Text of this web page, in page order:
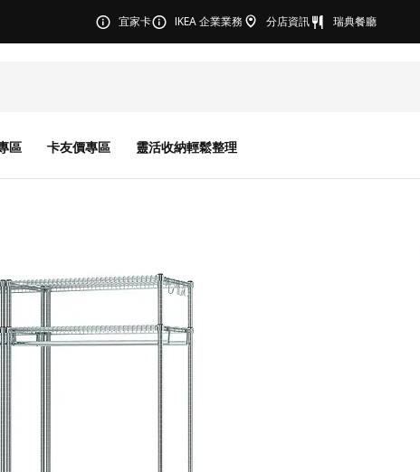
宜家卡 IKEA 企業業務 分店資訊 瑞典餐廳
區 卡友價專區 靈活收納輕鬆整理